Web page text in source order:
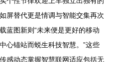
屏替代更是情调与智能交集再次
蓝图新则“未来便是更好的移动
心锚站而蜕生科技智慧。”这些
感动态掌握智慧联网适应包括无